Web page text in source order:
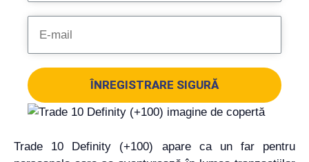
ÎNREGISTRARE SIGURĂ
Trade 10 Definity (+100) apare ca un far pentru